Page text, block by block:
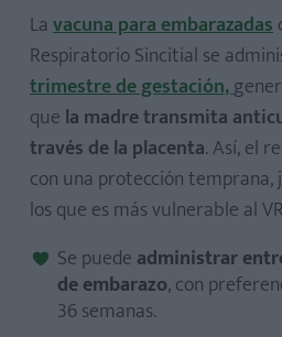
La vacuna para embarazadas
Respiratorio Sincitial se
trimestre de gestación,
que la madre transmita
través de la placenta. Así, el
con una protección temprana,
los que es más vulnerable al
Se puede administrar
de embarazo, con
36 semanas.